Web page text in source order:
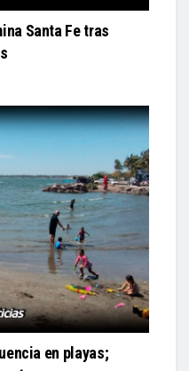
Santa Fe tras
en playas;